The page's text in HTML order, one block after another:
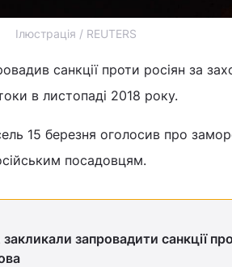
Ілюстрація / REUTERS
санкції проти росіян за
в листопаді 2018 року.
15 березня оголосив про
посадовцям.
запровадити санкції